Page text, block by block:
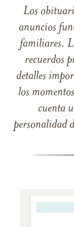
Los
anuncios
familiares.
recuerdos
detalles
los
cuenta
personalidad